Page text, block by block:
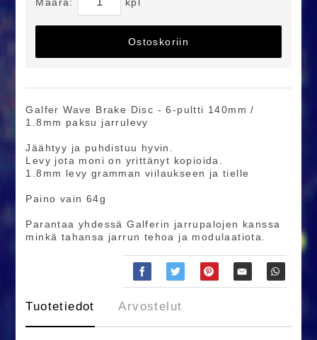
Ostoskoriin
Galfer Wave Brake Disc - 6-pultti 140mm /
1.8mm paksu jarrulevy
Jäähtyy ja puhdistuu hyvin.
Levy jota moni on yrittänyt kopioida.
1.8mm levy gramman viilaukseen ja tielle
Paino vain 64g
Parantaa yhdessä Galferin jarrupalojen kanssa
minkä tahansa jarrun tehoa ja modulaatiota.
Tuotetiedot Arvostelut